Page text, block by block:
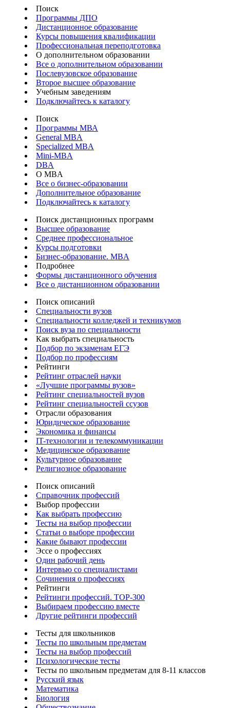
Поиск
Программы ДПО
Дистанционное образование
Курсы повышения квалификации
Профессиональная переподготовка
О дополнительном образовании
Все о дополнительном образовании
Послевузовское образование
Второе высшее образование
Учебным заведениям
Подключайтесь к каталогу
Поиск
Программы МВА
General MBA
Specialized MBA
Mini-MBA
DBA
О MBA
Все о бизнес-образовании
Дополнительное образование
Подключайтесь к каталогу
Поиск дистанционных программ
Высшее образование
Среднее профессиональное
Курсы подготовки
Бизнес-образование. MBA
Подробнее
Формы дистанционного обучения
Все о дистанционном образовании
Поиск описаний
Специальности вузов
Специальности колледжей и техникумов
Поиск вуза по специальности
Как выбрать специальность
Подбор по экзаменам ЕГЭ
Подбор по профессиям
Рейтинги
Рейтинг отраслей науки
«Лучшие программы вузов»
Рейтинг специальностей вузов
Рейтинг специальностей ссузов
Отрасли образования
Юридическое образование
Экономика и финансы
IT-технологии и телекоммуникации
Медицинское образование
Культурное образование
Религиозное образование
Поиск описаний
Справочник профессий
Выбор профессии
Как выбрать профессию
Тесты на выбор профессии
Статьи о выборе профессии
Какие бывают профессии
Эссе о профессиях
Один рабочий день
Интервью со специалистами
Сочинения о профессиях
Рейтинги
Рейтинги профессий. TOP-300
Выбираем профессию вместе
Другие рейтинги профессий
Тесты для школьников
Тесты по школьным предметам
Тесты на выбор профессий
Психологические тесты
Тесты по школьным предметам для 8-11 классов
Русский язык
Математика
Биология